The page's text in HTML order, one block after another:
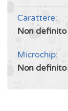
Carattere:
Non definito
Microchip:
Non definito